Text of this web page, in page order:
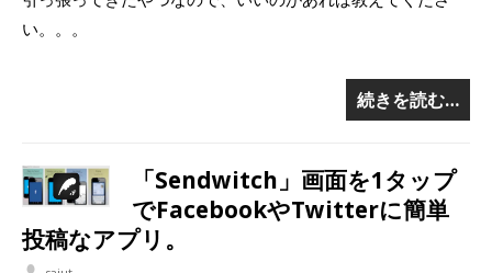
い。。。
続きを読む…
「Sendwitch」画面を1タップ
でFacebookやTwitterに簡単
投稿なアプリ。